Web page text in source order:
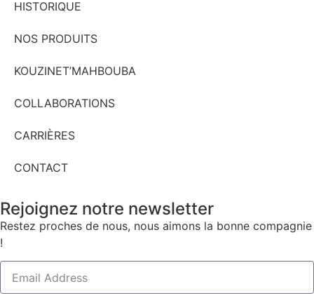
HISTORIQUE
NOS PRODUITS
KOUZINET’MAHBOUBA
COLLABORATIONS
CARRIÈRES
CONTACT
Rejoignez notre newsletter
Restez proches de nous, nous aimons la bonne compagnie
!